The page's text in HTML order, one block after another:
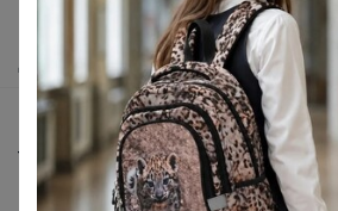
Доставка
Шоурумы
Торговые марки
Наша команда